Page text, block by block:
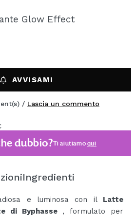
Maquibeauty.it potrai fare i tuoi
controllare lo stato dei tuoi ordini e
precedenti.
UN ACCOUNT
Glow Effect
AVVISAMI
/ Lascia un commento
dubbio?Ti aiutiamoqui
Ingredienti
e luminosa con il Latte
di Byphasse, formulato per